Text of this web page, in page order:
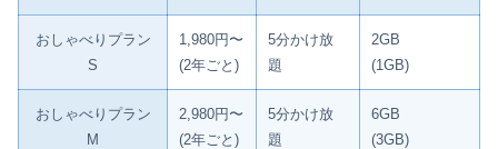
おしゃべりプラン
S
1,980円〜
(2年ごと)
5分かけ放
題
2GB
(1GB)
おしゃべりプラン
M
2,980円〜
(2年ごと)
5分かけ放
題
6GB
(3GB)